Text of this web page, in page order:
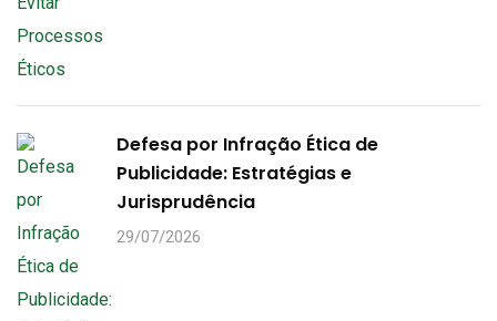
Defesa por Infração Ética de
Publicidade: Estratégias e
Jurisprudência
29/07/2026